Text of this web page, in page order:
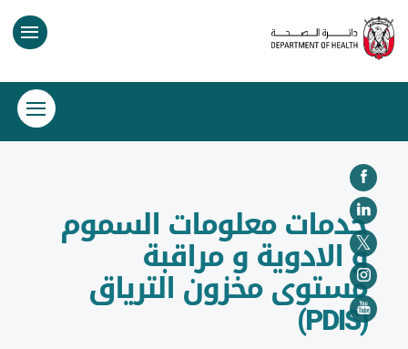
خدمات معلومات السموم
و الادوية و مراقبة
مستوى مخزون الترياق
(PDIS)